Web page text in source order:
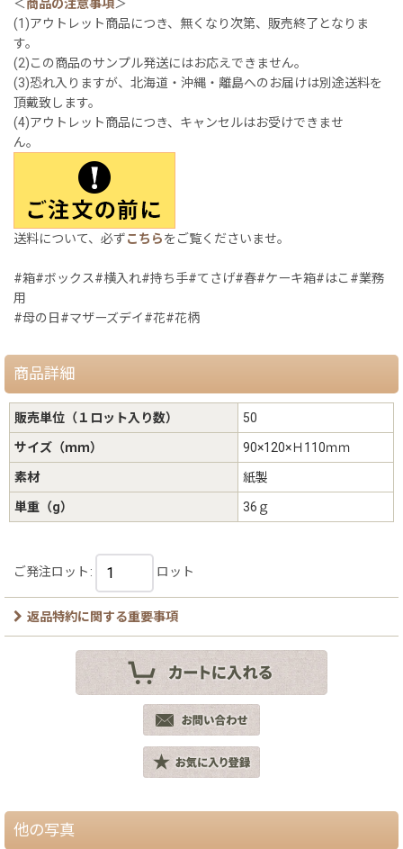
＜商品の注意事項＞
(1)アウトレット商品につき、無くなり次第、販売終了となりま
す。
(2)この商品のサンプル発送にはお応えできません。
(3)恐れ入りますが、北海道・沖縄・離島へのお届けは別途送料を
頂戴致します。
(4)アウトレット商品につき、キャンセルはお受けできませ
ん。
送料について、必ずこちらをご覧くださいませ。
#箱#ボックス#横入れ#持ち手#てさげ#春#ケーキ箱#はこ#業務
用
#母の日#マザーズデイ#花#花柄
商品詳細
販売単位（１ロット入り数） 50
サイズ（ｍｍ） 90×120×Ｈ110ｍｍ
素材 紙製
単重（g） 36ｇ
ご発注ロット : ロット
返品特約に関する重要事項
他の写真